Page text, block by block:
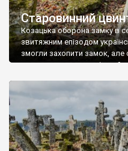
Старовинний
Козацька оборона замку в
звитяжним епізодом
змогли захопити замок, але
поховали на цвинтарі, який
ньому чимало хрестів 19